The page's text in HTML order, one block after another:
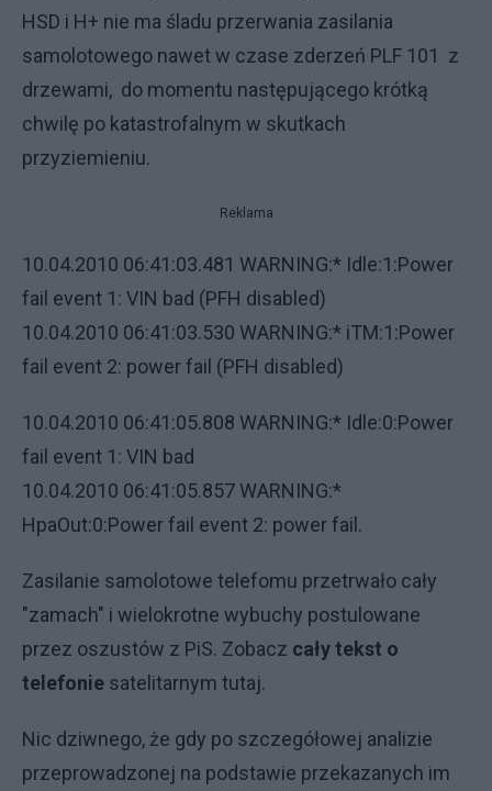
HSD i H+ nie ma śladu przerwania zasilania
samolotowego nawet w czase zderzeń PLF 101 z
drzewami, do momentu następującego krótką
chwilę po katastrofalnym w skutkach
przyziemieniu.
Reklama
10.04.2010 06:41:03.481 WARNING:* Idle:1:Power
fail event 1: VIN bad (PFH disabled)
10.04.2010 06:41:03.530 WARNING:* iTM:1:Power
fail event 2: power fail (PFH disabled)
10.04.2010 06:41:05.808 WARNING:* Idle:0:Power
fail event 1: VIN bad
10.04.2010 06:41:05.857 WARNING:*
HpaOut:0:Power fail event 2: power fail.
Zasilanie samolotowe telefomu przetrwało cały
"zamach" i wielokrotne wybuchy postulowane
przez oszustów z PiS. Zobacz cały tekst o
telefonie satelitarnym tutaj.
Nic dziwnego, że gdy po szczegółowej analizie
przeprowadzonej na podstawie przekazanych im